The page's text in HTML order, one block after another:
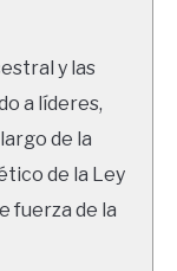
y las
a líderes,
de la
de la Ley
fuerza de la